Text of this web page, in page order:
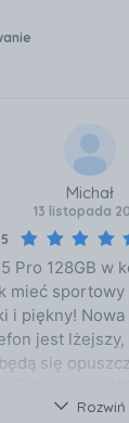
oczekiwania
w
niemu
jakości.
Michał
13 listopada
5
Pro 128GB w
mieć
i piękny!
jest
się
wszystko śmiga
Rozwiń